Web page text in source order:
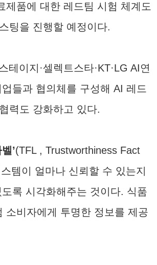
제품에 대한 레드팀 시험 체계도
팅을 진행할 예정이다.
테이지·셀렉트스타·KT·LG AI연
들과 협의체를 구성해 AI 레드
력도 강화하고 있다.
’(TFL , Trustworthiness Fact
템이 얼마나 신뢰할 수 있는지
록 시각화해주는 것이다. 식품
소비자에게 투명한 정보를 제공